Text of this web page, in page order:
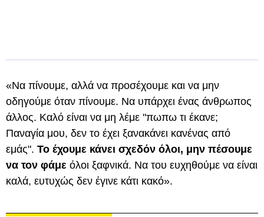
«Να πίνουμε, αλλά να προσέχουμε και να μην
οδηγούμε όταν πίνουμε. Να υπάρχει ένας άνθρωπος
άλλος. Καλό είναι να μη λέμε "πωπω τι έκανε;
Παναγία μου, δεν το έχει ξανακάνει κανένας από
εμάς". Το έχουμε κάνει σχεδόν όλοι, μην πέσουμε
να τον φάμε όλοι ξαφνικά. Να του ευχηθούμε να είναι
καλά, ευτυχώς δεν έγινε κάτι κακό».